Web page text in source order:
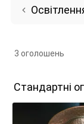
3 оголошень
Стандартні